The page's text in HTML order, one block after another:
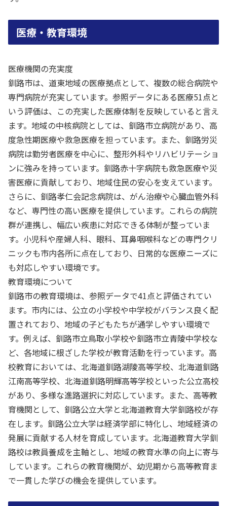
医療・教育環境
医療機関の充実度
釧路市は、道東地域の医療拠点として、複数の総合病院や
専門病院が充実しています。参照データにある医療51点と
いう評価は、この充実した医療体制を反映していると言え
ます。地域の中核病院としては、釧路市立病院があり、高
度急性期医療や救急医療を担っています。また、釧路労災
病院は勤労者医療を中心に、整形外科やリハビリテーショ
ンに強みを持っています。釧路赤十字病院も救急医療や災
害医療に貢献しており、地域住民の安心を支えています。
さらに、釧路孝仁会記念病院は、がん治療や心臓血管外科
など、専門性の高い医療を提供しています。これらの病院
群が連携し、幅広い疾患に対応できる体制が整っていま
す。小児科や産婦人科、眼科、耳鼻咽喉科などの専門クリ
ニックも市内各所に点在しており、日常的な医療ニーズに
も対応しやすい環境です。
教育環境について
釧路市の教育環境は、参照データで41点と評価されてい
ます。市内には、公立の小学校や中学校がバランス良く配
置されており、地域の子どもたちが通学しやすい環境で
す。例えば、釧路市立鳥取小学校や釧路市立青陵中学校な
ど、各地域に根ざした学校が教育活動を行っています。高
校教育においては、北海道釧路湖陵高等学校、北海道釧路
江南高等学校、北海道釧路明輝高等学校といった公立高校
があり、多様な進路選択に対応しています。また、高等教
育機関として、釧路公立大学と北海道教育大学釧路校が存
在します。釧路公立大学は経済学部に特化し、地域経済の
発展に貢献する人材を育成しています。北海道教育大学釧
路校は教員養成を主軸とし、地域の教育水準の向上に寄与
しています。これらの教育機関が、幼児期から高等教育ま
で一貫した学びの機会を提供しています。